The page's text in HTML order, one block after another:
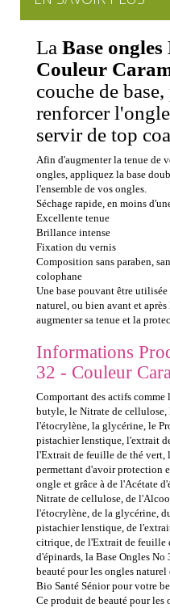
La Base
Couleur
couche de
renforcer
servir de top
Afin d'augmenter la tenue de
ongles, appliquez la base
l'ensemble de vos ongles.
Séchage rapide, en moins
Excellente tenue
Brillance intense
Fixation du vernis
Composition sans paraben,
colophane
Une base pouvant être
naturel, ou bien avant et
augmenter sa tenue et la
Informations
32 - Couleur
Comportant des actifs
butyle, le Nitrate de
l'étocrylène, la glycérine, le
pistachier lenstique, l'extrait
l'Extrait de feuille de thé vert,
permettant d'avoir protection
ongle et grâce à de l'Acétate
Nitrate de cellulose, de
l'étocrylène, de la glycérine,
pistachier lenstique, de
citrique, de l'Extrait de feuille
d'épinards, la Base Ongles
beauté pour les ongles naturel
Bio Santé Sénior pour votre
Ce produit de beauté pour les